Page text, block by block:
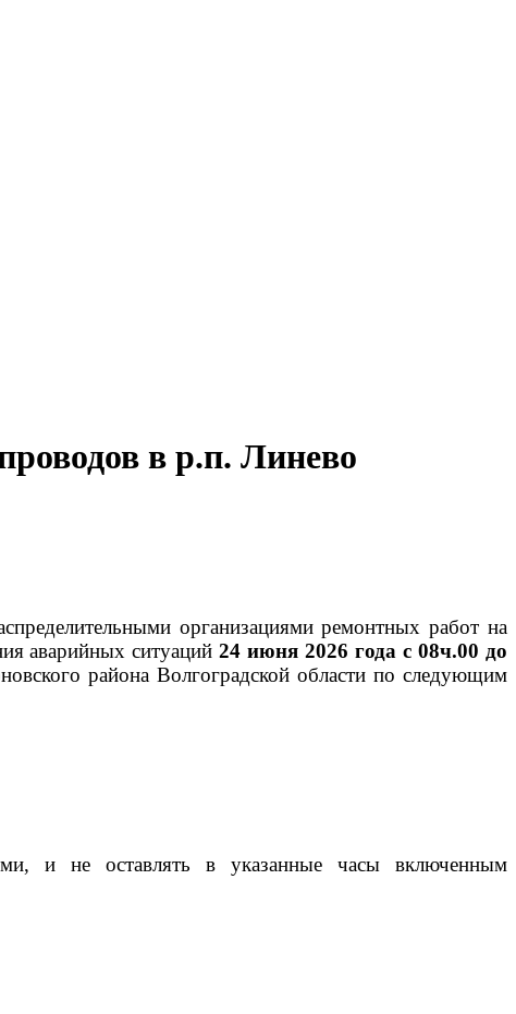
в р.п. Линево
организациями ремонтных работ на
аварийных ситуаций24 июня 2026 года с 08ч.00 до
района Волгоградской области по следующим
и не оставлять в указанные часы включенным